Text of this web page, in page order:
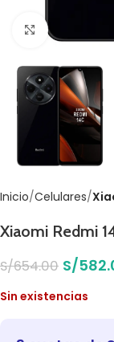
Click to
Inicio Celulares
Xiaomi Redmi
S/654.00 S/
Sin existencias